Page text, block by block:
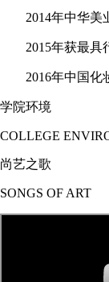
2014年中华
2015年获最
2016年中国化
学院环境
COLLEGE
尚艺之歌
SONGS OF ART